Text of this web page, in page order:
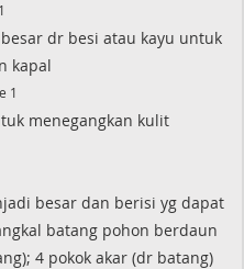
dr besi atau kayu untuk
kapal
1
menegangkan kulit
besar dan berisi yg dapat
batang pohon berdaun
4 pokok akar (dr batang)